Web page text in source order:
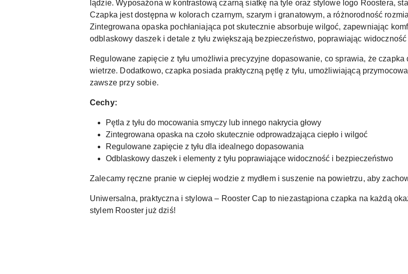
lądzie. Wyposażona w kontrastową czarną siatkę na tyle oraz stylowe logo Roostera,
Czapka jest dostępna w kolorach czarnym, szarym i granatowym, a różnorodność
Zintegrowana opaska pochłaniająca pot skutecznie absorbuje wilgoć, zapewniając
odblaskowy daszek i detale z tyłu zwiększają bezpieczeństwo, poprawiając widoczność
Regulowane zapięcie z tyłu umożliwia precyzyjne dopasowanie, co sprawia, że
wietrze. Dodatkowo, czapka posiada praktyczną pętlę z tyłu, umożliwiającą
zawsze przy sobie.
Cechy:
Pętla z tyłu do mocowania smyczy lub innego nakrycia głowy
Zintegrowana opaska na czoło skutecznie odprowadzająca ciepło i wilgoć
Regulowane zapięcie z tyłu dla idealnego dopasowania
Odblaskowy daszek i elementy z tyłu poprawiające widoczność i bezpieczeństwo
Zalecamy ręczne pranie w ciepłej wodzie z mydłem i suszenie na powietrzu, aby
Uniwersalna, praktyczna i stylowa – Rooster Cap to niezastąpiona czapka na każdą
stylem Rooster już dziś!